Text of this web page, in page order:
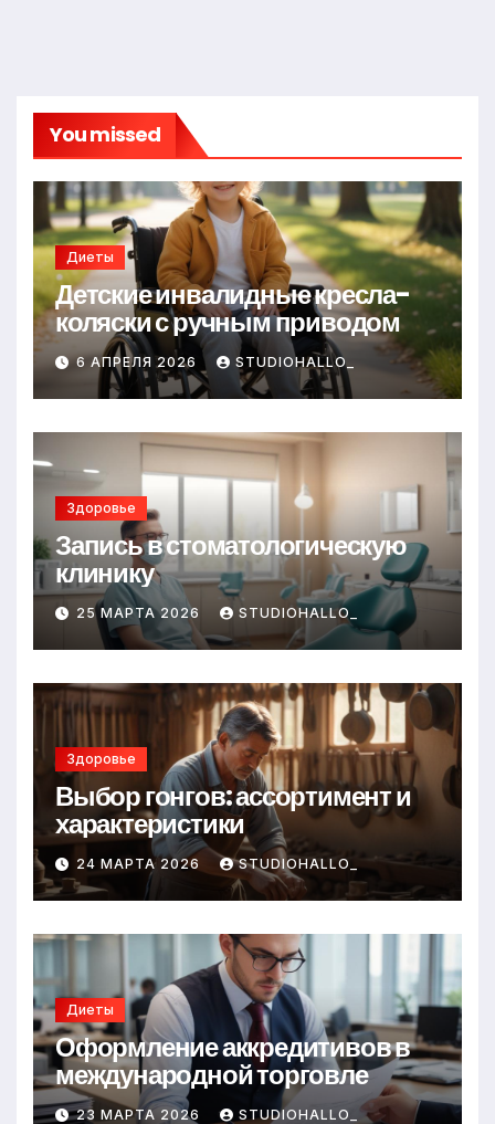
You missed
Диеты
Детские инвалидные кресла-
коляски с ручным приводом
6 АПРЕЛЯ 2026 STUDIOHALLO_
Здоровье
Запись в стоматологическую
клинику
25 МАРТА 2026 STUDIOHALLO_
Здоровье
Выбор гонгов: ассортимент и
характеристики
24 МАРТА 2026 STUDIOHALLO_
Диеты
Оформление аккредитивов в
международной торговле
23 МАРТА 2026 STUDIOHALLO_